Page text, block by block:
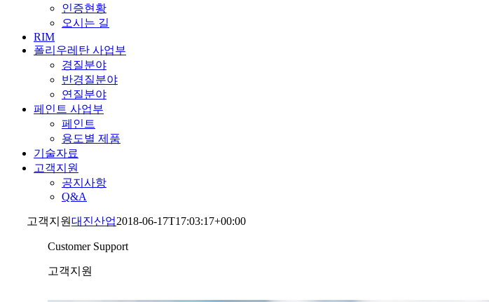
인증현황
오시는 길
RIM
폴리우레탄 사업부
경질분야
반경질분야
연질분야
페인트 사업부
페인트
용도별 제품
기술자료
고객지원
공지사항
Q&A
고객지원대진산업2018-06-17T17:03:17+00:00
Customer Support
고객지원